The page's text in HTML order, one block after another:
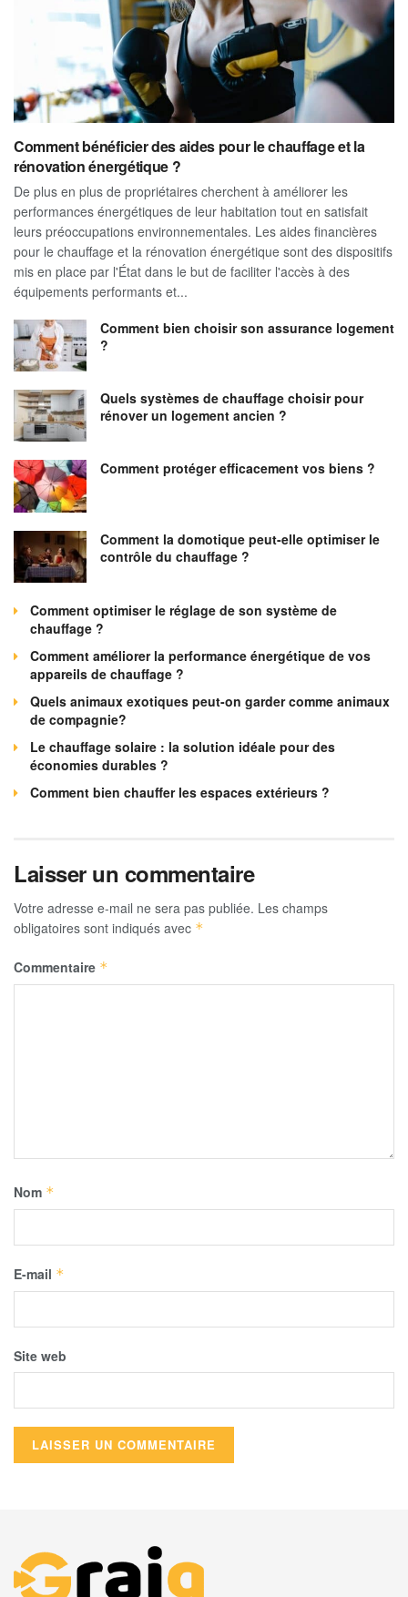
Comment bénéficier des aides pour le chauffage et la
rénovation énergétique ?
De plus en plus de propriétaires cherchent à améliorer les
performances énergétiques de leur habitation tout en satisfait
leurs préoccupations environnementales. Les aides financières
pour le chauffage et la rénovation énergétique sont des dispositifs
mis en place par l'État dans le but de faciliter l'accès à des
équipements performants et...
Comment bien choisir son assurance logement
?
Quels systèmes de chauffage choisir pour
rénover un logement ancien ?
Comment protéger efficacement vos biens ?
Comment la domotique peut-elle optimiser le
contrôle du chauffage ?
Comment optimiser le réglage de son système de
chauffage ?
Comment améliorer la performance énergétique de vos
appareils de chauffage ?
Quels animaux exotiques peut-on garder comme animaux
de compagnie?
Le chauffage solaire : la solution idéale pour des
économies durables ?
Comment bien chauffer les espaces extérieurs ?
Laisser un commentaire
Votre adresse e-mail ne sera pas publiée. Les champs
obligatoires sont indiqués avec *
Commentaire *
Nom *
E-mail *
Site web